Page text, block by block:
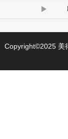
Copyright©2025 美